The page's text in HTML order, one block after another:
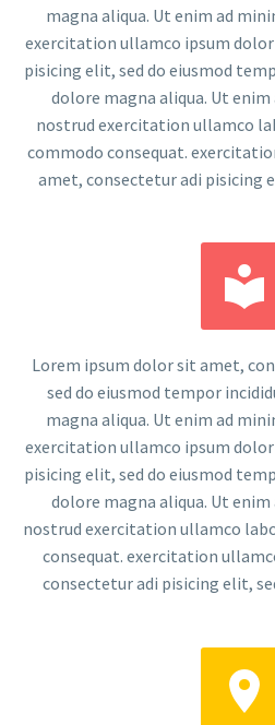
magna aliqua. Ut enim ad
exercitation ullamco ipsum
pisicing elit, sed do eiusmod
dolore magna aliqua. Ut
nostrud exercitation ullamco
commodo consequat.
amet, consectetur adi pisicing


Lorem ipsum dolor sit amet,
sed do eiusmod tempor
magna aliqua. Ut enim ad
exercitation ullamco ipsum
pisicing elit, sed do eiusmod
dolore magna aliqua. Ut
nostrud exercitation ullamco
consequat. exercitation
consectetur adi pisicing elit,

